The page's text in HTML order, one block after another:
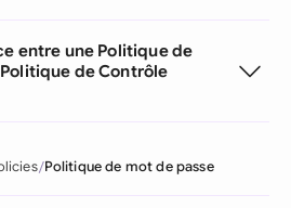
entre une Politique de
de Contrôle
Politique de mot de passe